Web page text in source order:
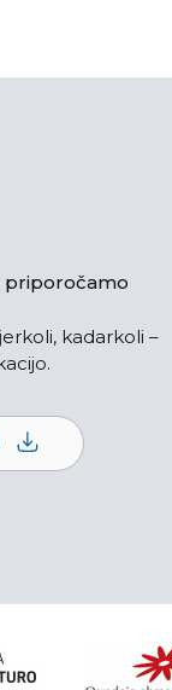
priporočamo
kadarkoli –